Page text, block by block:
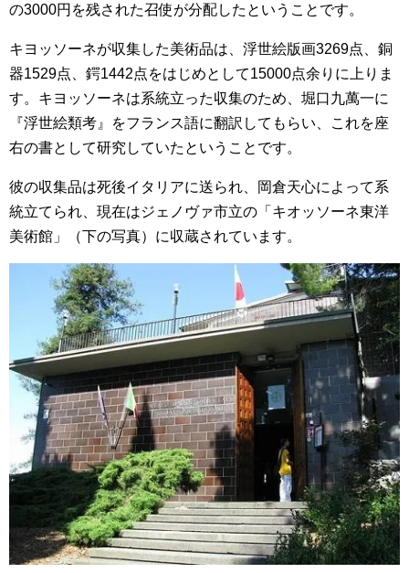
の3000円を残された召使が分配したということです。
キヨッソーネが収集した美術品は、浮世絵版画3269点、銅
器1529点、鍔1442点をはじめとして15000点余りに上りま
す。キヨッソーネは系統立った収集のため、堀口九萬一に
『浮世絵類考』をフランス語に翻訳してもらい、これを座
右の書として研究していたということです。
彼の収集品は死後イタリアに送られ、岡倉天心によって系
統立てられ、現在はジェノヴァ市立の「キオッソーネ東洋
美術館」（下の写真）に収蔵されています。